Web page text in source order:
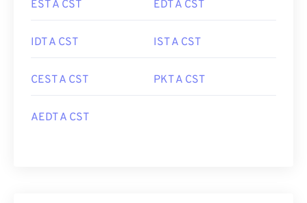
EST A CST EDT A CST
IDT A CST IST A CST
CEST A CST PKT A CST
AEDT A CST